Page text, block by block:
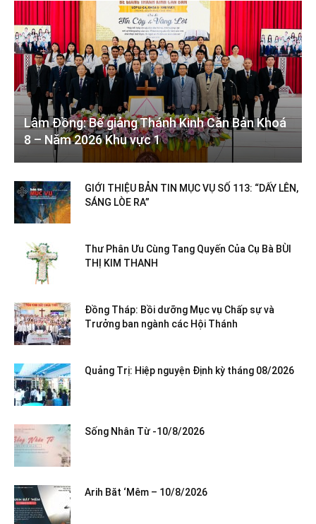
Lâm Đồng: Bế giảng Thánh Kinh Căn Bản Khoá
8 – Năm 2026 Khu vực 1
GIỚI THIỆU BẢN TIN MỤC VỤ SỐ 113: “DẤY LÊN,
SÁNG LÒE RA”
Thư Phân Ưu Cùng Tang Quyến Của Cụ Bà BÙI
THỊ KIM THANH
Đồng Tháp: Bồi dưỡng Mục vụ Chấp sự và
Trưởng ban ngành các Hội Thánh
Quảng Trị: Hiệp nguyện Định kỳ tháng 08/2026
Sống Nhân Từ -10/8/2026
Arih Băt ‘Mêm – 10/8/2026